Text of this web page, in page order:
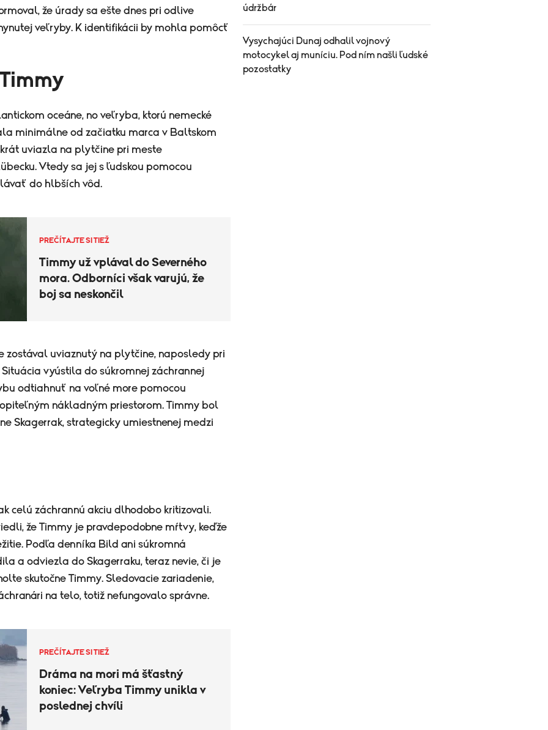
že úrady sa ešte dnes pri odlive
veľryby. K identifikácii by mohla pomôcť
oceáne, no veľryba, ktorú nemecké
minimálne od začiatku marca v Baltskom
uviazla na plytčine pri meste
Vtedy sa jej s ľudskou pomocou
do hlbších vôd.
PREČÍTAJTE SI TIEŽ
Timmy už vplával do Severného
mora. Odborníci však varujú, že
boj sa neskončil
zostával uviaznutý na plytčine, naposledy pri
vyústila do súkromnej záchrannej
odtiahnuť na voľné more pomocou
nákladným priestorom. Timmy bol
Skagerrak, strategicky umiestnenej medzi
celú záchrannú akciu dlhodobo kritizovali.
že Timmy je pravdepodobne mŕtvy, keďže
Podľa denníka Bild ani súkromná
a odviezla do Skagerraku, teraz nevie, či je
skutočne Timmy. Sledovacie zariadenie,
na telo, totiž nefungovalo správne.
PREČÍTAJTE SI TIEŽ
Dráma na mori má šťastný
koniec: Veľryba Timmy unikla v
poslednej chvíli
údržbár
Vysychajúci Dunaj odhalil vojnový
motocykel aj muníciu. Pod ním našli ľudské
pozostatky